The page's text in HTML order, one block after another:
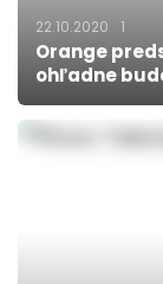
22.10.2020 1
Orange
ohľadne